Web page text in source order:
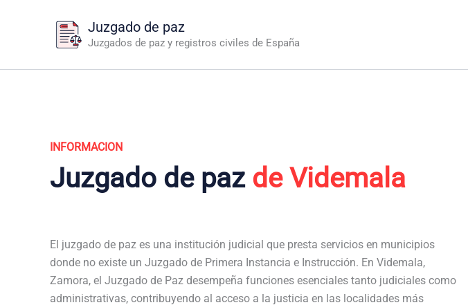
Juzgado de paz
Juzgados de paz y registros civiles de España
INFORMACION
Juzgado de paz de Videmala
El juzgado de paz es una institución judicial que presta servicios en municipios
donde no existe un Juzgado de Primera Instancia e Instrucción. En Videmala,
Zamora, el Juzgado de Paz desempeña funciones esenciales tanto judiciales como
administrativas, contribuyendo al acceso a la justicia en las localidades más